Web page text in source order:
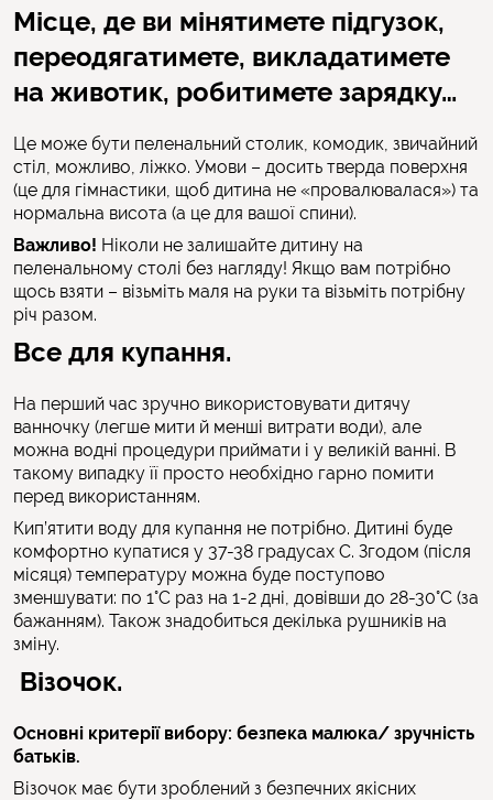
Місце, де ви мінятимете підгузок,
переодягатимете, викладатимете
на животик, робитимете зарядку…
Це може бути пеленальний столик, комодик, звичайний
стіл, можливо, ліжко. Умови – досить тверда поверхня
(це для гімнастики, щоб дитина не «провалювалася») та
нормальна висота (а це для вашої спини).
Важливо! Ніколи не залишайте дитину на
пеленальному столі без нагляду! Якщо вам потрібно
щось взяти – візьміть маля на руки та візьміть потрібну
річ разом.
Все для купання.
На перший час зручно використовувати дитячу
ванночку (легше мити й менші витрати води), але
можна водні процедури приймати і у великій ванні. В
такому випадку її просто необхідно гарно помити
перед використанням.
Кип’ятити воду для купання не потрібно. Дитині буде
комфортно купатися у 37-38 градусах С. Згодом (після
місяця) температуру можна буде поступово
зменшувати: по 1°С раз на 1-2 дні, довівши до 28-30°С (за
бажанням). Також знадобиться декілька рушників на
зміну.
Візочок.
Основні критерії вибору: безпека малюка/ зручність
батьків.
Візочок має бути зроблений з безпечних якісних